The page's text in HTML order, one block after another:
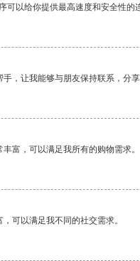
可以给你提供最高速度和安全性的
，让我能够与朋友保持联系，分享
富，可以满足我所有的购物需求。
可以满足我不同的社交需求。